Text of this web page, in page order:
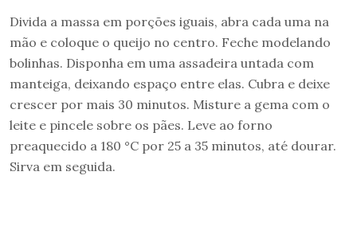
Divida a massa em porções iguais, abra cada uma na
mão e coloque o queijo no centro. Feche modelando
bolinhas. Disponha em uma assadeira untada com
manteiga, deixando espaço entre elas. Cubra e deixe
crescer por mais 30 minutos. Misture a gema com o
leite e pincele sobre os pães. Leve ao forno
preaquecido a 180 °C por 25 a 35 minutos, até dourar.
Sirva em seguida.